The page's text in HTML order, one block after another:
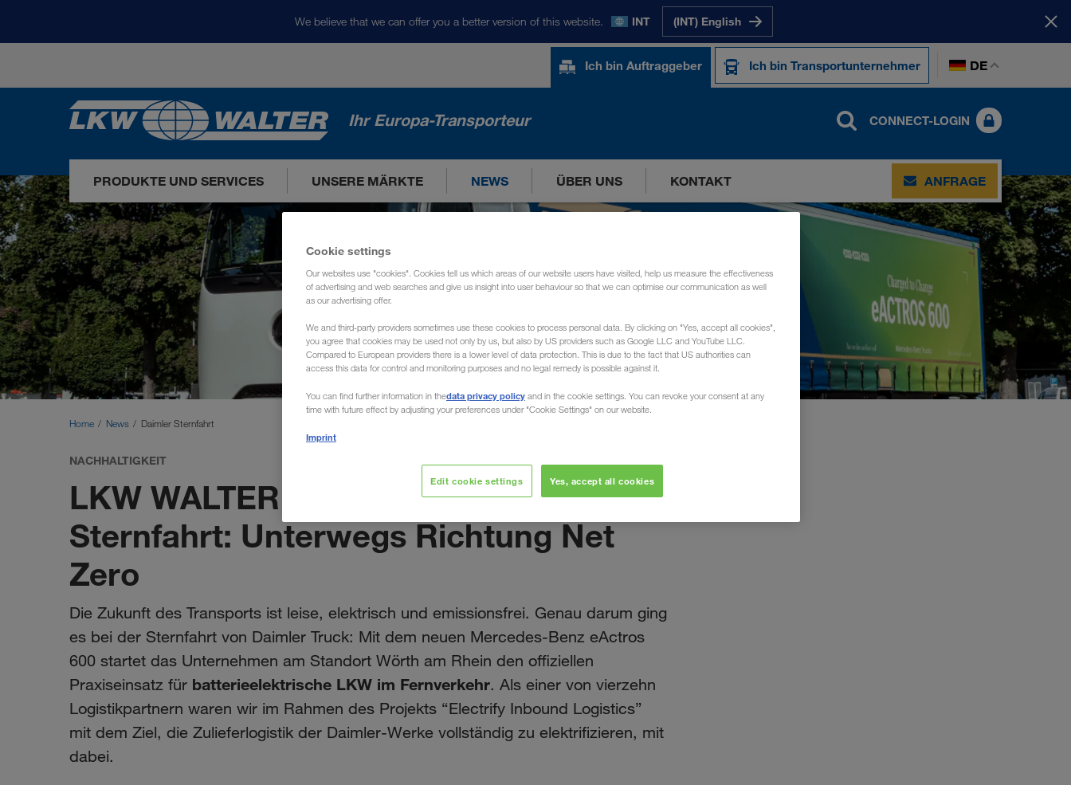
We believe that we can offer you a better version of this website. INT (INT) English
Ich bin Auftraggeber Ich bin Transportunternehmer DE
Ihr Europa-Transporteur CONNECT-LOGIN
PRODUKTE UND SERVICES UNSERE MÄRKTE NEWS ÜBER UNS KONTAKT ANFRAGE
Home News Daimler Sternfahrt
NACHHALTIGKEIT
LKW WALTER bei der Daimler
Sternfahrt: Unterwegs Richtung Net
Zero
Die Zukunft des Transports ist leise, elektrisch und emissionsfrei. Genau darum ging
es bei der Sternfahrt von Daimler Truck: Mit dem neuen Mercedes-Benz eActros
600 startet das Unternehmen am Standort Wörth am Rhein den offiziellen
Praxiseinsatz für batterieelektrische LKW im Fernverkehr. Als einer von vierzehn
Logistikpartnern waren wir im Rahmen des Projekts “Electrify Inbound Logistics”
mit dem Ziel, die Zulieferlogistik der Daimler-Werke vollständig zu elektrifizieren, mit
dabei.
Cookie settings
Our websites use "cookies". Cookies tell us which areas of our website users have visited, help us measure the effectiveness
of advertising and web searches and give us insight into user behaviour so that we can optimise our communication as well
as our advertising offer.
We and third-party providers sometimes use these cookies to process personal data. By clicking on "Yes, accept all cookies",
you agree that cookies may be used not only by us, but also by US providers such as Google LLC and YouTube LLC.
Compared to European providers there is a lower level of data protection. This is due to the fact that US authorities can
access this data for control and monitoring purposes and no legal remedy is possible against it.
You can find further information in thedata privacy policy and in the cookie settings. You can revoke your consent at any
time with future effect by adjusting your preferences under "Cookie Settings" on our website.
Imprint
Edit cookie settings Yes, accept all cookies